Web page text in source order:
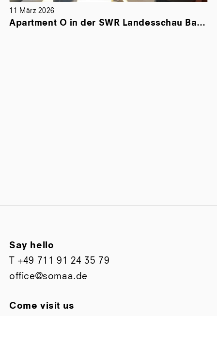
2026
Apartment O in der SWR Landesschau Baden-Württemberg
Say hello
T+49 711 91 24 35 79
office@somaa.de
Come visit us